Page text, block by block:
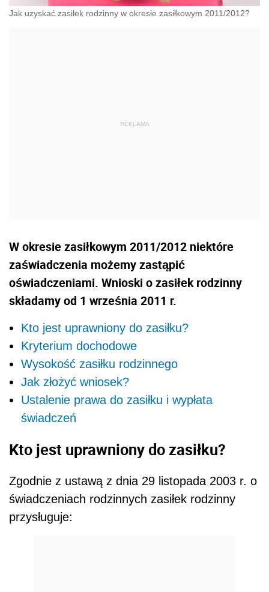
Jak uzyskać zasiłek rodzinny w okresie zasiłkowym 2011/2012?
W okresie zasiłkowym 2011/2012 niektóre
zaświadczenia możemy zastąpić
oświadczeniami. Wnioski o zasiłek rodzinny
składamy od 1 września 2011 r.
Kto jest uprawniony do zasiłku?
Kryterium dochodowe
Wysokość zasiłku rodzinnego
Jak złożyć wniosek?
Ustalenie prawa do zasiłku i wypłata
świadczeń
Kto jest uprawniony do zasiłku?
Zgodnie z ustawą z dnia 29 listopada 2003 r. o
świadczeniach rodzinnych zasiłek rodzinny
przysługuje: